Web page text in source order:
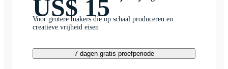
US$ 15
Voor grotere makers die op schaal produceren en
creatieve vrijheid eisen
7 dagen gratis proefperiode